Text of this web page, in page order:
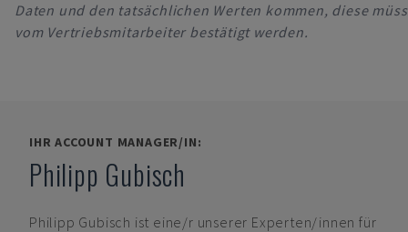
Daten und den tatsächlichen Werten kommen, diese
vom Vertriebsmitarbeiter bestätigt werden.
IHR ACCOUNT MANAGER/IN:
Philipp Gubisch
Philipp Gubisch ist eine/r unserer Experten/innen für